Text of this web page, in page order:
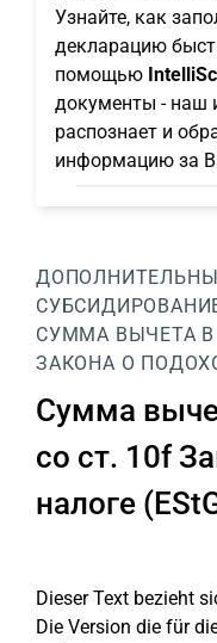
Узнайте, как
декларацию
помощью
документы - наш
распознает и
информацию за
СУММА ВЫЧЕТА В
ЗАКОНА О
Сумма
со ст. 10f
налоге
Dieser Text bezieht
Die Version die für